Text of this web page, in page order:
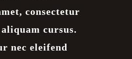
consectetur
cursus.
nec eleifend